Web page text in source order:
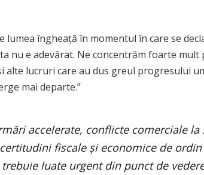
lumea îngheață în momentul în care se
nu e adevărat. Ne concentrăm foarte
lucruri care au dus greul progresului
mai departe.”
accelerate, conflicte comerciale
fiscale și economice de
luate urgent din punct de